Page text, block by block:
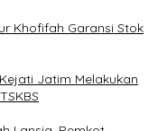
Khofifah Garansi Stok
Jatim Melakukan